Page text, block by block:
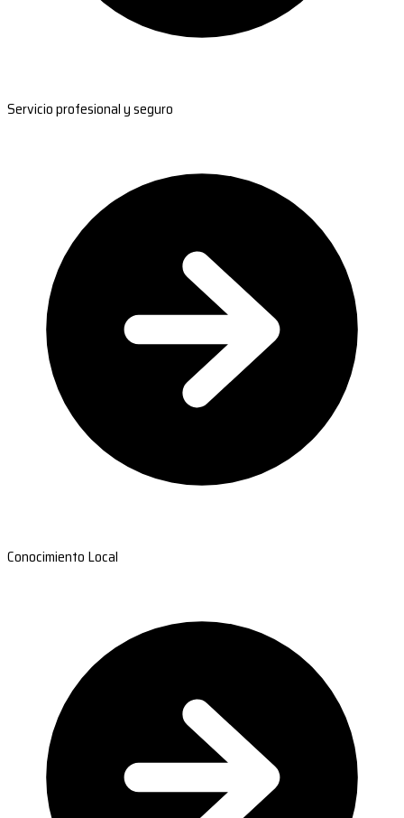
Servicio profesional y seguro
Conocimiento Local